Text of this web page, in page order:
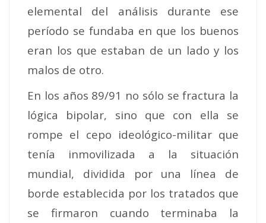
elemental del análisis durante ese
período se fundaba en que los buenos
eran los que estaban de un lado y los
malos de otro.
En los años 89/91 no sólo se fractura la
lógica bipolar, sino que con ella se
rompe el cepo ideológico-militar que
tenía inmovilizada a la situación
mundial, dividida por una línea de
borde establecida por los tratados que
se firmaron cuando terminaba la